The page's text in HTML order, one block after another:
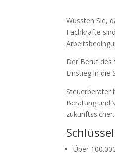
Wussten Sie,
Fachkräfte sind
Der Beruf des
Einstieg in die
Steuerberater
Beratung und
Über